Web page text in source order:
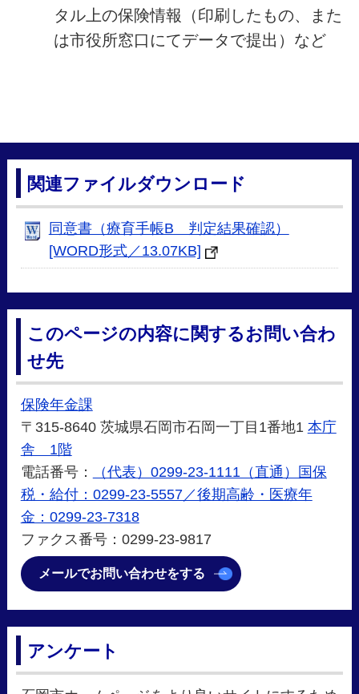
タル上の保険情報（印刷したもの、また
は市役所窓口にてデータで提出）など
関連ファイルダウンロード
同意書（療育手帳B 判定結果確認）
[WORD形式／13.07KB]
このページの内容に関するお問い合わ
せ先
保険年金課
〒315-8640 茨城県石岡市石岡一丁目1番地1 本庁
舎 1階
電話番号：
（代表）0299-23-1111（直通）国保
税・給付：0299-23-5557／後期高齢・医療年
金：0299-23-7318
ファクス番号：0299-23-9817
メールでお問い合わせをする
アンケート